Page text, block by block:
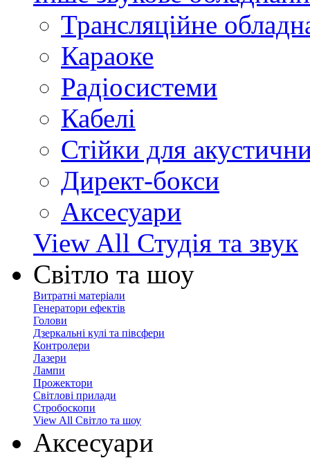
Трансляційне
Караоке
Радіосистеми
Кабелі
Стійки для
Директ-бокси
Аксесуари
View All Студія та звук
Світло та шоу
Витратні матеріали
Генератори ефектів
Голови
Дзеркальні кулі та півсфери
Контролери
Лазери
Лампи
Прожектори
Світлові прилади
Стробоскопи
View All Світло та шоу
Аксесуари